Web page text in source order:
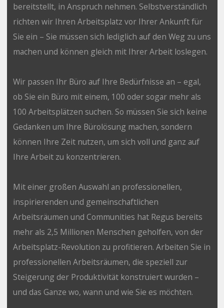
bereitstellt, in Anspruch nehmen. Selbstverständlich
richten wir Ihren Arbeitsplatz vor Ihrer Ankunft für
Sie ein – Sie müssen sich lediglich auf den Weg zu uns
machen und können gleich mit Ihrer Arbeit loslegen.
Wir passen Ihr Büro auf Ihre Bedürfnisse an – egal,
ob Sie ein Büro mit einem, 100 oder sogar mehr als
100 Arbeitsplätzen suchen. So müssen Sie sich keine
Gedanken um Ihre Bürolösung machen, sondern
können Ihre Zeit nutzen, um sich voll und ganz auf
Ihre Arbeit zu konzentrieren.
Mit einer großen Auswahl an professionellen,
inspirierenden und gemeinschaftlichen
Arbeitsräumen und Communities hat Regus bereits
mehr als 2,5 Millionen Menschen geholfen, von der
Arbeitsplatz-Revolution zu profitieren. Arbeiten Sie in
professionellen Arbeitsräumen, die speziell zur
Steigerung der Produktivität konstruiert wurden –
und das Ganze wo, wann und wie Sie es möchten.